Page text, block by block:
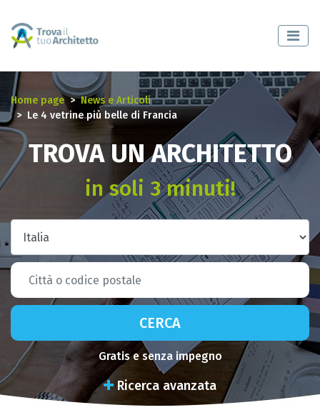
Home page
News e Articoli
Le 4 vetrine più belle di Francia
TROVA UN ARCHITETTO
in soli 3 minuti!
CERCA
Gratis e senza impegno
Ricerca avanzata